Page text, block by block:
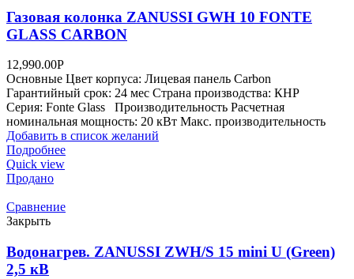
Газовая колонка ZANUSSI GWH 10 FONTE
GLASS CARBON
12,990.00Р
Основные Цвет корпуса: Лицевая панель Carbon
Гарантийный срок: 24 мес Страна производства: КНР
Серия: Fonte Glass Производительность Расчетная
номинальная мощность: 20 кВт Макс. производительность
Добавить в список желаний
Подробнее
Quick view
Продано
Сравнение
Закрыть
Водонагрев. ZANUSSI ZWH/S 15 mini U (Green)
2,5 кВ